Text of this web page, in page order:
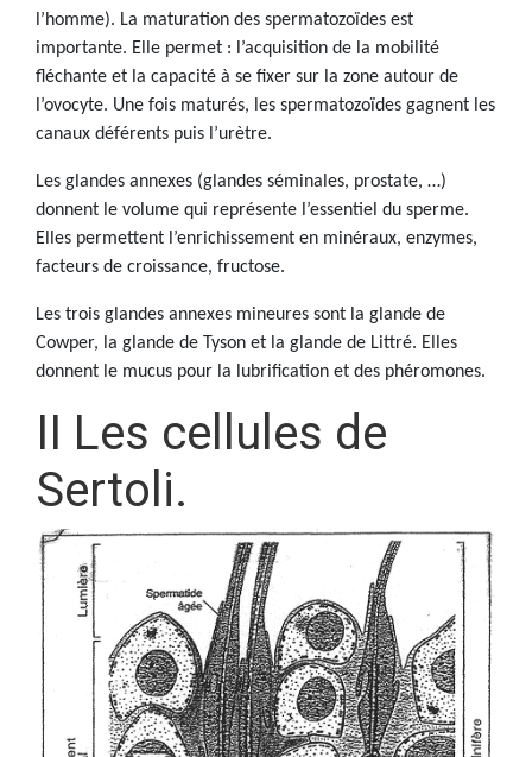
l’homme). La maturation des spermatozoïdes est
importante. Elle permet : l’acquisition de la mobilité
fléchante et la capacité à se fixer sur la zone autour de
l’ovocyte. Une fois maturés, les spermatozoïdes gagnent les
canaux déférents puis l’urètre.
Les glandes annexes (glandes séminales, prostate, …)
donnent le volume qui représente l’essentiel du sperme.
Elles permettent l’enrichissement en minéraux, enzymes,
facteurs de croissance, fructose.
Les trois glandes annexes mineures sont la glande de
Cowper, la glande de Tyson et la glande de Littré. Elles
donnent le mucus pour la lubrification et des phéromones.
II Les cellules de
Sertoli.